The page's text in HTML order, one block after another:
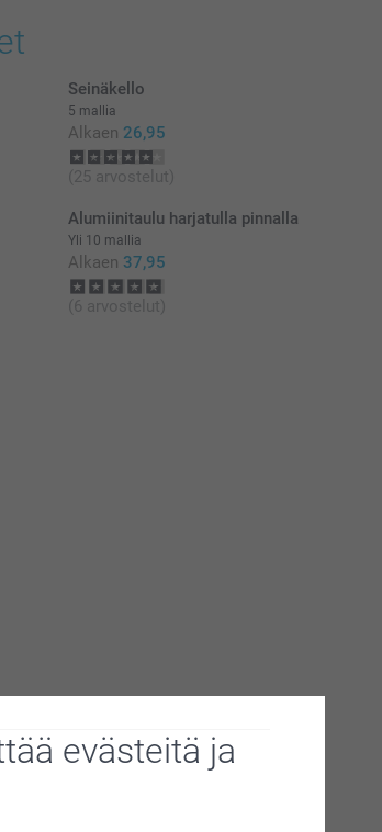
evästeitä ja
Seinäkello
5 mallia
Alkaen 26,95
(25 arvostelut)
Alumiinitaulu harjatulla pinnalla
Yli 10 mallia
Alkaen 37,95
(6 arvostelut)